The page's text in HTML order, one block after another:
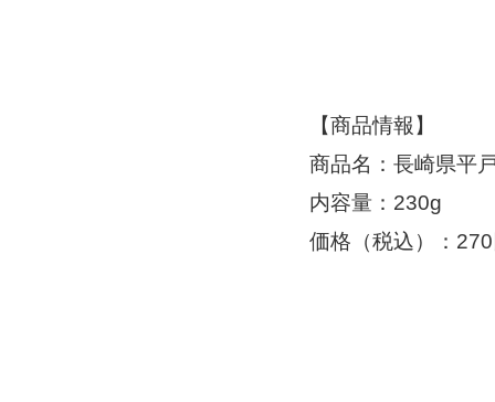
【商品情報】
商品名：長崎県平
内容量：230g
価格（税込）：